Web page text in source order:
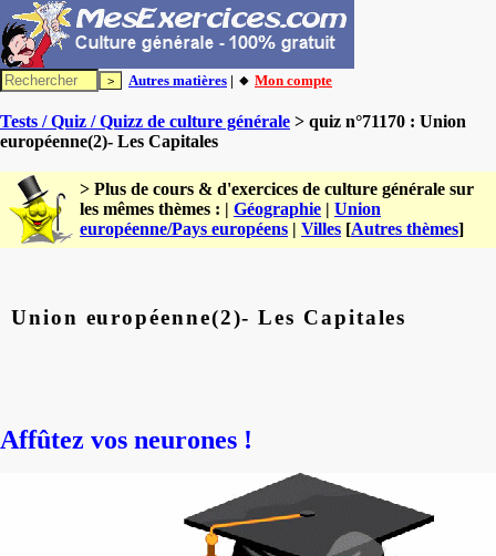
Autres matières | 🔸 Mon compte
Tests / Quiz / Quizz de culture générale > quiz n°71170 : Union
européenne(2)- Les Capitales
> Plus de cours & d'exercices de culture générale sur
les mêmes thèmes : | Géographie | Union
européenne/Pays européens | Villes [Autres thèmes]
Union européenne(2)- Les Capitales
Affûtez vos neurones !